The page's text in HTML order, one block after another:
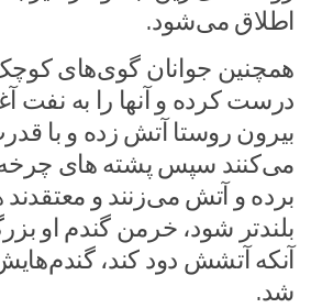
اطلاق می‌شود.
همچنین جوانان گوی‌های
درست کرده و آنها را به نفت
بیرون روستا آتش زده و با
می‌کنند سپس پشته های چرخه
برده و آتش می‌زنند و
بلندتر شود، خرمن گندم او
آنکه آتشش دود کند،
شد.